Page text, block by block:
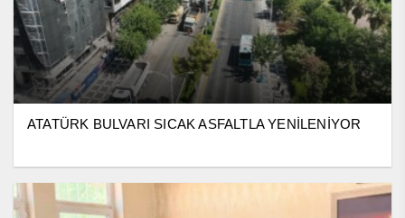
ATATÜRK BULVARI SICAK ASFALTLA YENİLENİYOR